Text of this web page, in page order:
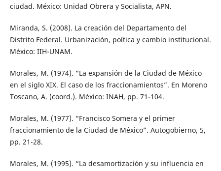
ciudad. México: Unidad Obrera y Socialista, APN.
Miranda, S. (2008). La creación del Departamento del
Distrito Federal. Urbanización, poítica y cambio institucional.
México: IIH-UNAM.
Morales, M. (1974). “La expansión de la Ciudad de México
en el siglo XIX. El caso de los fraccionamientos”. En Moreno
Toscano, A. (coord.). México: INAH, pp. 71-104.
Morales, M. (1977). “Francisco Somera y el primer
fraccionamiento de la Ciudad de México”. Autogobierno, 5,
pp. 21-28.
Morales, M. (1995). “La desamortización y su influencia en